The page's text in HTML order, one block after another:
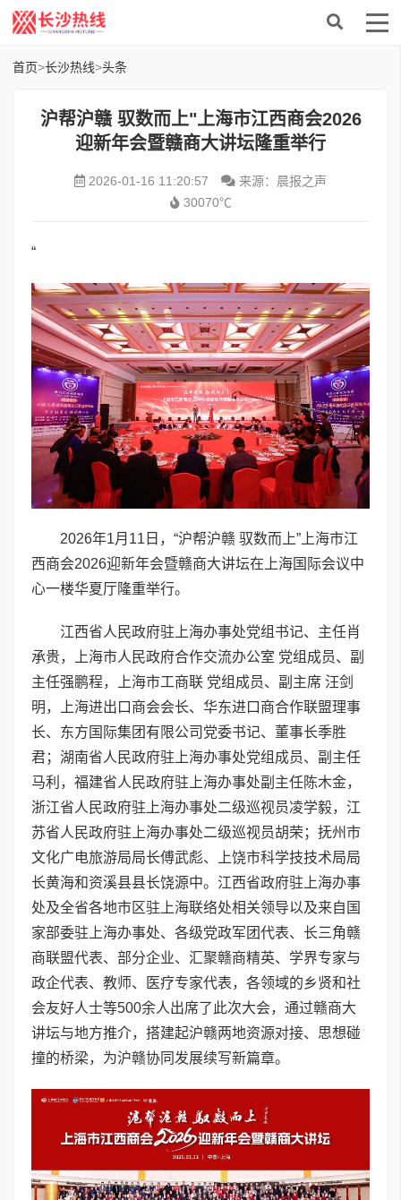
首页>长沙热线>头条
沪帮沪赣 驭数而上"上海市江西商会2026
迎新年会暨赣商大讲坛隆重举行
2026-01-16 11:20:57
来源：晨报之声
30070℃
“
2026年1月11日，“沪帮沪赣 驭数而上”上海市江
西商会2026迎新年会暨赣商大讲坛在上海国际会议中
心一楼华夏厅隆重举行。
江西省人民政府驻上海办事处党组书记、主任肖
承贵，上海市人民政府合作交流办公室 党组成员、副
主任强鹏程，上海市工商联 党组成员、副主席 汪剑
明，上海进出口商会会长、华东进口商合作联盟理事
长、东方国际集团有限公司党委书记、董事长季胜
君；湖南省人民政府驻上海办事处党组成员、副主任
马利，福建省人民政府驻上海办事处副主任陈木金，
浙江省人民政府驻上海办事处二级巡视员凌学毅，江
苏省人民政府驻上海办事处二级巡视员胡荣；抚州市
文化广电旅游局局长傅武彪、上饶市科学技技术局局
长黄海和资溪县县长饶源中。江西省政府驻上海办事
处及全省各地市区驻上海联络处相关领导以及来自国
家部委驻上海办事处、各级党政军团代表、长三角赣
商联盟代表、部分企业、汇聚赣商精英、学界专家与
政企代表、教师、医疗专家代表，各领域的乡贤和社
会友好人士等500余人出席了此次大会，通过赣商大
讲坛与地方推介，搭建起沪赣两地资源对接、思想碰
撞的桥梁，为沪赣协同发展续写新篇章。